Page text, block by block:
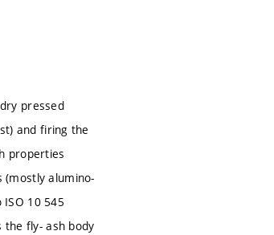
pressed
and firing the
properties
alumino-
10 545
the fly- ash body